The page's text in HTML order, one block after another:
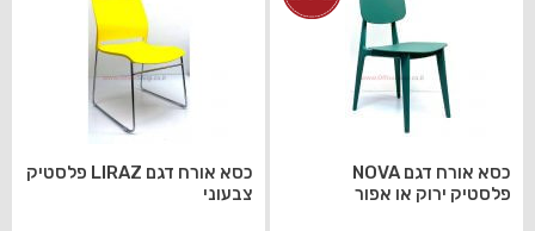
כסא אורח דגם NOVA
פלסטיק ירוק או אפור
כסא אורח דגם LIRAZ פלסטיק
צבעוני